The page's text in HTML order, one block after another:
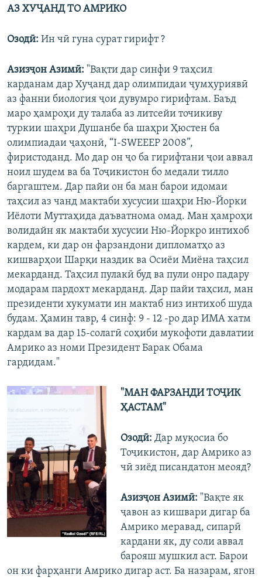
АЗ ХУҶАНД ТО АМРИКО
Озодӣ: Ин чӣ гуна сурат гирифт ?
Азизҷон Азимӣ: "Вақти дaр синфи 9 таҳсил
карданам дар Хуҷанд дар олимпидаи ҷумҳуриявӣ
аз фанни биология ҷои дувумро гирифтам. Баъд
мaро ҳамроҳи ду талаба аз литсейи точикиву
туркии шаҳри Душанбе ба шаҳри Ҳюстен ба
олимпиадаи ҷаҳонӣ, “I-SWEEEP 2008”,
фиристоданд. Мо дар он ҷо ба гирифтани ҷои аввал
ноил шудем ва ба Тоҷикистон бо медали тилло
баргаштем. Дар пайи он ба ман барои идомаи
таҳсил аз чанд мактаби хусусии шаҳри Ню-Йорки
Иёлоти Муттаҳида даъватнома омад. Ман ҳамроҳи
волидайн як мактаби хусусии Ню-Йоркро интихоб
кардем, ки дар oн фарзандони дипломатҳо аз
кишварҳои Шарқи наздик ва Осиёи Миёна таҳсил
мекарданд. Таҳсил пулакӣ буд ва пули онро падару
модарам пардохт мекарданд. Дар пайи таҳсил, ман
президенти хукумати ин мактаб низ интихоб шуда
будам. Ҳамин тавр, 4 синф: 9 - 12 -ро дар ИМА хатм
кардам ва дар 15-солагӣ соҳиби мукофоти давлатии
Амрико аз номи Президент Барак Обама
гардидам."
"МАН ФАРЗАНДИ ТОҶИК
ҲАСТАМ"
Озодӣ: Дар муқосиа бо
Тоҷикистон, дар Амрико аз
чӣ зиёд писандатон меояд?
Азизҷон Азимӣ: "Вақте як
ҷавон аз кишвари дигар ба
Амрико меравад, сипарӣ
кардани як, ду соли аввал
барояш мушкил аст. Барои
он ки фарҳанги Амрико дигар аст. Ба назарам, ягон